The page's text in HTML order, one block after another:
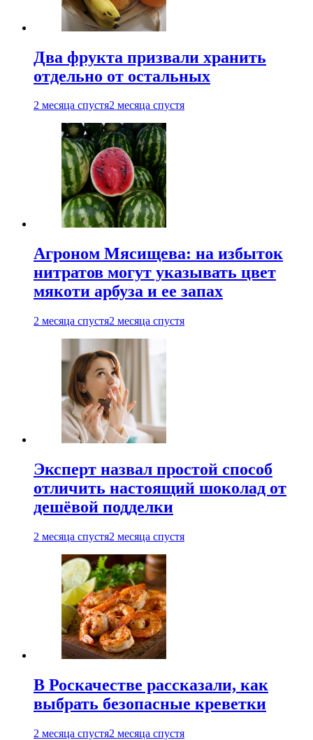
Два фрукта призвали хранить
отдельно от остальных
2 месяца спустя2 месяца спустя
Агроном Мясищева: на избыток
нитратов могут указывать цвет
мякоти арбуза и ее запах
2 месяца спустя2 месяца спустя
Эксперт назвал простой способ
отличить настоящий шоколад от
дешёвой подделки
2 месяца спустя2 месяца спустя
В Роскачестве рассказали, как
выбрать безопасные креветки
2 месяца спустя2 месяца спустя